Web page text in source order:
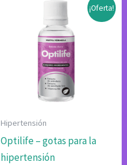
¡Oferta!
Hipertensión
Optilife – gotas para la
hipertensión